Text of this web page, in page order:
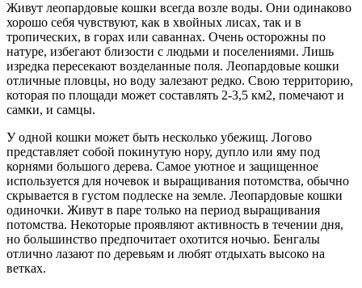
Живут леопардовые кошки всегда возле воды. Они одинаково
хорошо себя чувствуют, как в хвойных лисах, так и в
тропических, в горах или саваннах. Очень осторожны по
натуре, избегают близости с людьми и поселениями. Лишь
изредка пересекают возделанные поля. Леопардовые кошки
отличные пловцы, но воду залезают редко. Свою территорию,
которая по площади может составлять 2-3,5 км2, помечают и
самки, и самцы.
У одной кошки может быть несколько убежищ. Логово
представляет собой покинутую нору, дупло или яму под
корнями большого дерева. Самое уютное и защищенное
используется для ночевок и выращивания потомства, обычно
скрывается в густом подлеске на земле. Леопардовые кошки
одиночки. Живут в паре только на период выращивания
потомства. Некоторые проявляют активность в течении дня,
но большинство предпочитает охотится ночью. Бенгалы
отлично лазают по деревьям и любят отдыхать высоко на
ветках.